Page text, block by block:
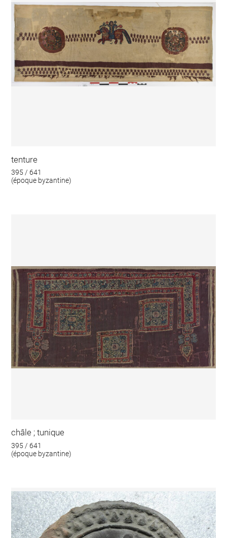
tenture
395 / 641
(époque byzantine)
châle ; tunique
395 / 641
(époque byzantine)